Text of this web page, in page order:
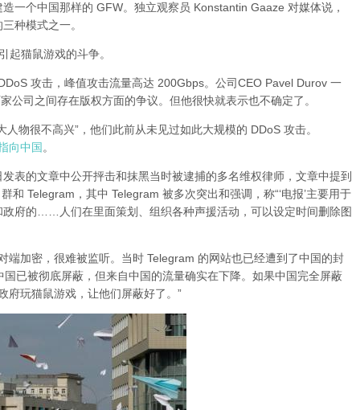
一个中国那样的 GFW。独立观察员 Konstantin Gaaze 对媒体说，
种模式之一。
起猫鼠游戏的斗争。
攻击，峰值攻击流量高达 200Gbps。公司CEO Pavel Durov 一
公司之间存在版权方面的争议。但他很快就表示也不确定了。
物很不高兴”，他们此前从未见过如此大规模的 DDoS 攻击。
向中国 。
表的文章中公开抨击和抹黑当时被逮捕的多名维权律师，文章中提到
和 Telegram，其中 Telegram 被多次突出和强调，称“‘电报’主要用于
府的……人们在里面策划、组织各种声援活动，可以设定时间删除图
端加密，很难被监听。当时 Telegram 的网站也已经遭到了中国的封
已被彻底屏蔽，但来自中国的流量确实在下降。如果中国完全屏蔽
府玩猫鼠游戏，让他们屏蔽好了。”